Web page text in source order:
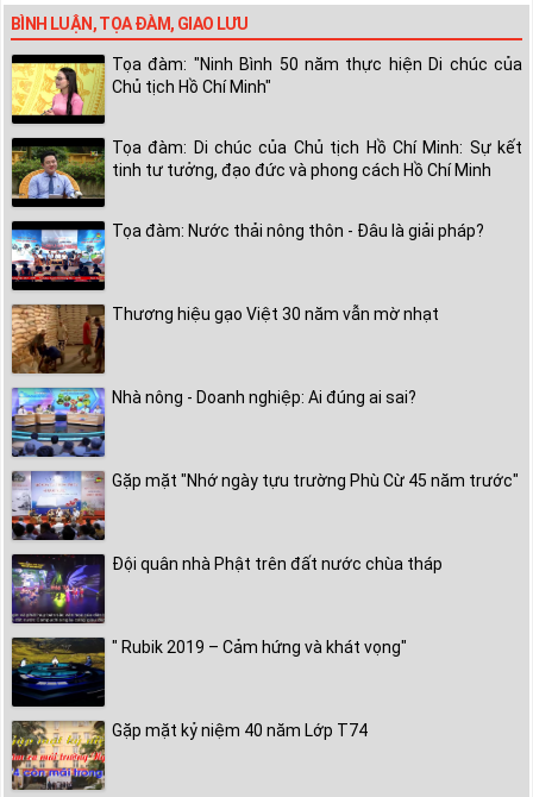
BÌNH LUẬN, TỌA ĐÀM, GIAO LƯU
Tọa đàm: "Ninh Bình 50 năm thực hiện Di chúc của
Chủ tịch Hồ Chí Minh"
Tọa đàm: Di chúc của Chủ tịch Hồ Chí Minh: Sự kết
tinh tư tưởng, đạo đức và phong cách Hồ Chí Minh
Tọa đàm: Nước thải nông thôn - Đâu là giải pháp?
Thương hiệu gạo Việt 30 năm vẫn mờ nhạt
Nhà nông - Doanh nghiệp: Ai đúng ai sai?
Gặp mặt "Nhớ ngày tựu trường Phù Cừ 45 năm trước"
Đội quân nhà Phật trên đất nước chùa tháp
" Rubik 2019 – Cảm hứng và khát vọng"
Gặp mặt kỷ niệm 40 năm Lớp T74